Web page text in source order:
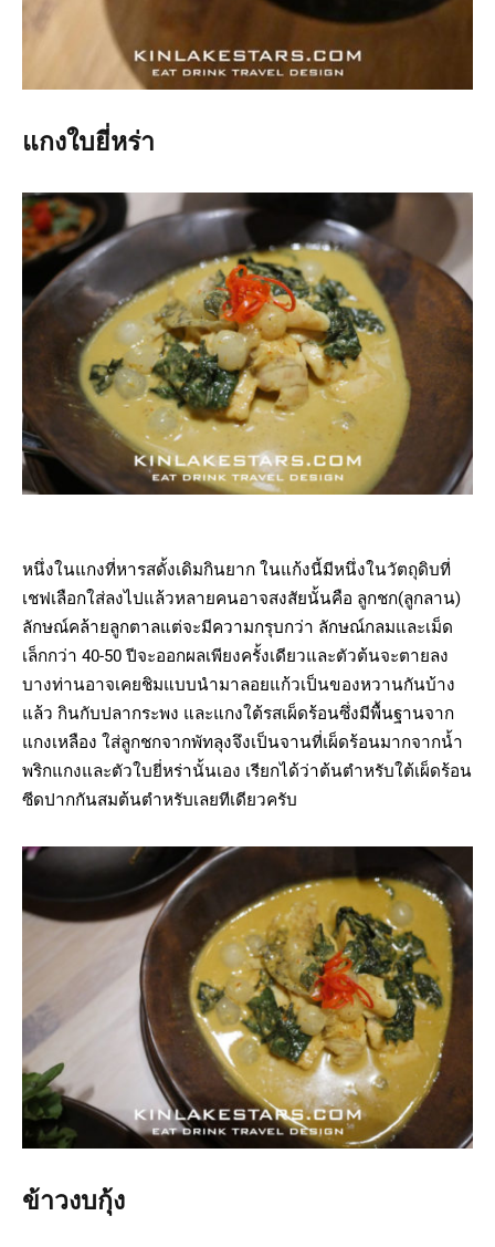
แกงใบยี่หร่า
หนึ่งในแกงที่หารสดั้งเดิมกินยาก ในแก้งนี้มีหนึ่งในวัตถุดิบที่
เชฟเลือกใส่ลงไปแล้วหลายคนอาจสงสัยนั้นคือ ลูกชก(ลูกลาน)
ลักษณ์คล้ายลูกตาลแต่จะมีความกรุบกว่า ลักษณ์กลมและเม็ด
เล็กกว่า 40-50 ปีจะออกผลเพียงครั้งเดียวและตัวต้นจะตายลง
บางท่านอาจเคยชิมแบบนำมาลอยแก้วเป็นของหวานกันบ้าง
แล้ว กินกับปลากระพง และแกงใต้รสเผ็ดร้อนซึ่งมีพื้นฐานจาก
แกงเหลือง ใส่ลูกชกจากพัทลุงจึงเป็นจานที่เผ็ดร้อนมากจากน้ำ
พริกแกงและตัวใบยี่หร่านั้นเอง เรียกได้ว่าต้นตำหรับใต้เผ็ดร้อน
ซีดปากกันสมต้นตำหรับเลยทีเดียวครับ
ข้าวงบกุ้ง